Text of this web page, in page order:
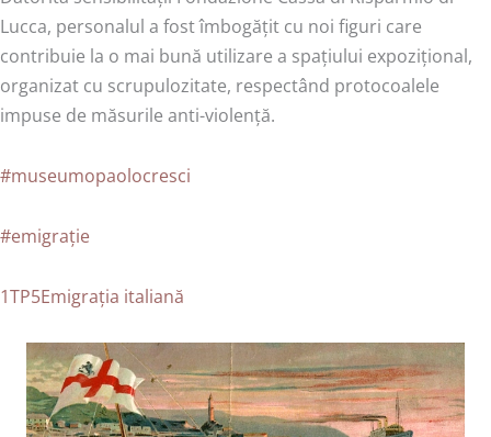
Lucca, personalul a fost îmbogățit cu noi figuri care
contribuie la o mai bună utilizare a spațiului expozițional,
organizat cu scrupulozitate, respectând protocoalele
impuse de măsurile anti-violență.
#museumopaolocresci
#emigrație
1TP5Emigrația italiană